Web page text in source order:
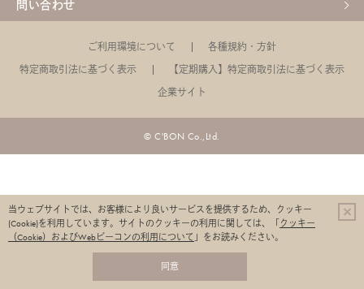
問い合わせ
ご利用環境について
各種規約・方針
特定商取引法に基づく表示
【定期購入】特定商取引法に基づく表示
企業サイト
© C'BON Co.,Ltd.
当ウェブサイトでは、お客様により良いサービスを提供するため、クッキー
(Cookie)を利用しています。 サイトのクッキーの利用に関しては、「 クッキー
（Cookie）およびWebビーコンの利用について 」をお読みください。
同意